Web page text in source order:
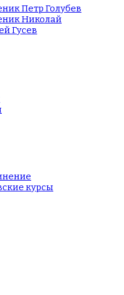
Петр Голубев
Николай
Гусев
курсы